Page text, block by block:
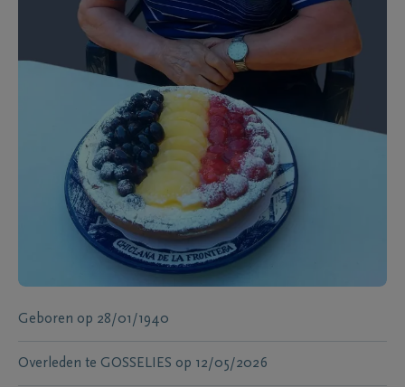
Geboren op 28/01/1940
Overleden te GOSSELIES op 12/05/2026